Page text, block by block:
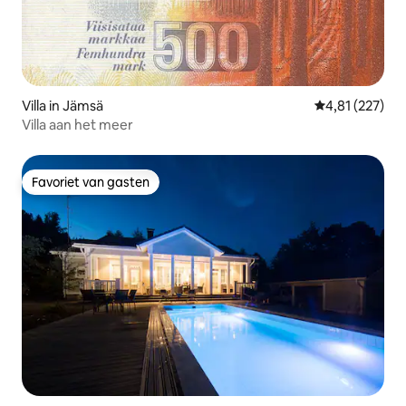
Villa in Jämsä Gemiddelde
4,81 (227)
Villa aan het meer
Favoriet van gasten
Favoriet van gasten